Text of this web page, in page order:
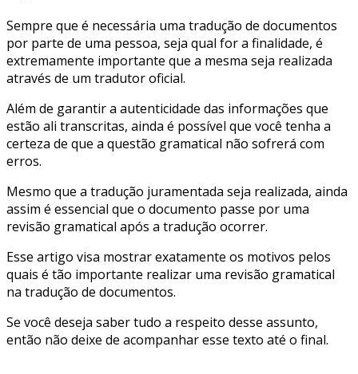
Sempre que é necessária uma tradução de documentos
por parte de uma pessoa, seja qual for a finalidade, é
extremamente importante que a mesma seja realizada
através de um tradutor oficial.
Além de garantir a autenticidade das informações que
estão ali transcritas, ainda é possível que você tenha a
certeza de que a questão gramatical não sofrerá com
erros.
Mesmo que a tradução juramentada seja realizada, ainda
assim é essencial que o documento passe por uma
revisão gramatical após a tradução ocorrer.
Esse artigo visa mostrar exatamente os motivos pelos
quais é tão importante realizar uma revisão gramatical
na tradução de documentos.
Se você deseja saber tudo a respeito desse assunto,
então não deixe de acompanhar esse texto até o final.